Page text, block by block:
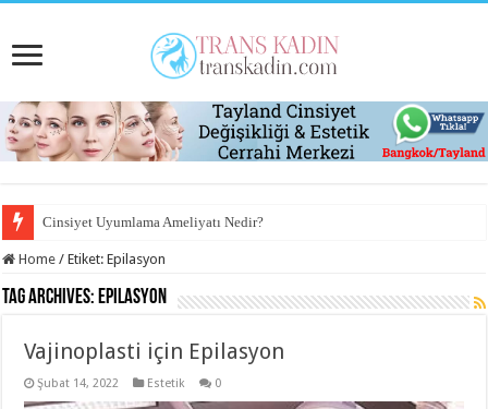
Cinsiyet Uyumlama Ameliyatı Nedir?
Home / Etiket:Epilasyon
Tag Archives:Epilasyon
Vajinoplasti için Epilasyon
Şubat 14, 2022 Estetik 0